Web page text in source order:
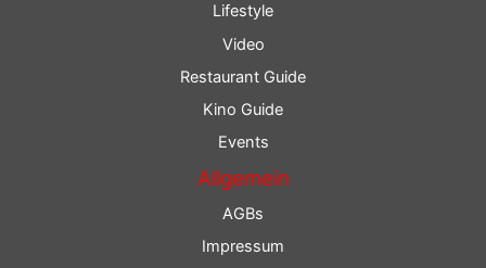
Lifestyle
Video
Restaurant Guide
Kino Guide
Events
Allgemein
AGBs
Impressum